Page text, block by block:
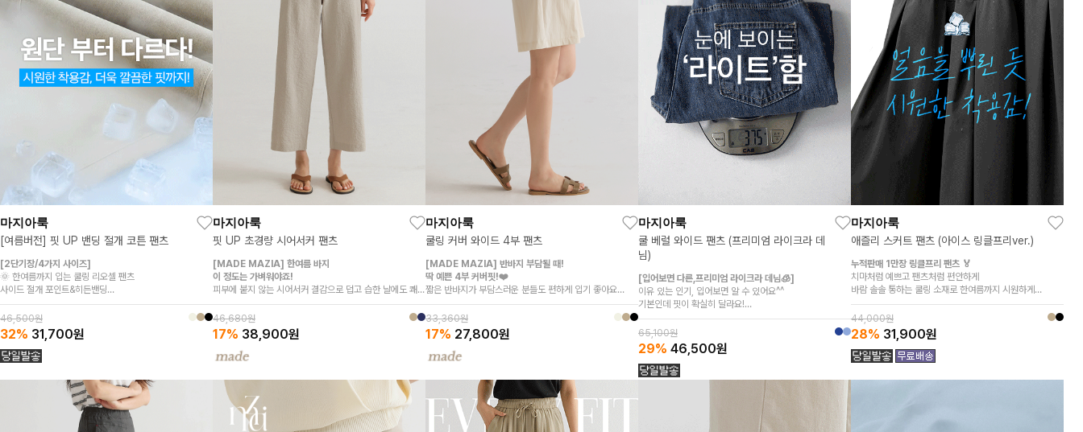
마지아룩
[여름버전] 핏 UP 밴딩 절개 코튼 팬츠
[2단기장/4가지 사이즈]
🌞 한여름까지 입는 쿨링 리오셀 팬츠
사이드 절개 포인트&히든밴딩
흡습·속건으로 땀에도 산뜻하고 가볍게
와이드핏으로 군살 커버, 다리는 더 길어 보이게
46,500원
32% 31,700원
마지아룩
핏 UP 초경량 시어서커 팬츠
[MADE MAZIA] 한여름 바지
이 정도는 가벼워야죠!
피부에 붙지 않는 시어서커 결감으로 덥고 습한 날에도 쾌적
하게
입은 거 맞아? 싶을 만큼 가벼운 초경량 무게감
쫀쫀하게 늘어나고 다시 깔끔하게 돌아와 오래 입어도 핏이
예뻐요
46,680원
17% 38,900원
마지아룩
쿨링 커버 와이드 4부 팬츠
[MADE MAZIA] 반바지 부담될 때!
딱 예쁜 4부 커버핏!❤️
짧은 반바지가 부담스러운 분들도 편하게 입기 좋아요
찰랑한 레이온 혼방과 여유 와이드핏으로
군살은 가리고 핏은 깔끔하게
33,360원
17% 27,800원
마지아룩
쿨 베럴 와이드 팬츠 (프리미엄 라이크라 데
님)
[입어보면 다른,프리미엄 라이크라 데님🧊]
이유 있는 인기, 입어보면 알 수 있어요^^
기본인데 핏이 확실히 달라요!
시간이 지나도 변형없이 깔끔한
65,100원
29% 46,500원
마지아룩
애즐리 스커트 팬츠 (아이스 링클프리ver.)
누적판매 1만장 링클프리 팬츠 🏅
치마처럼 예쁘고 팬츠처럼 편안하게
바람 솔솔 통하는 쿨링 소재로 한여름까지 시원하게
구김 걱정 덜고 가볍게 즐기는 데일리 팬츠
44,000원
28% 31,900원